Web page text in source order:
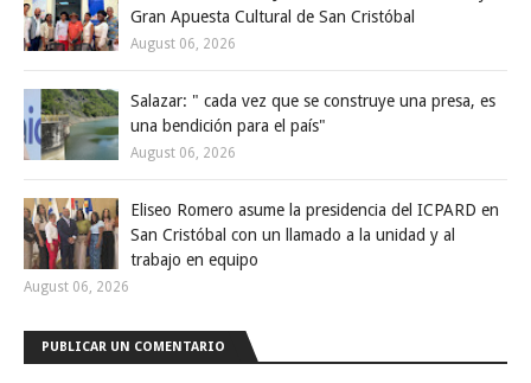
Gran Apuesta Cultural de San Cristóbal
August 06, 2026
Salazar: " cada vez que se construye una presa, es
una bendición para el país"
August 06, 2026
Eliseo Romero asume la presidencia del ICPARD en
San Cristóbal con un llamado a la unidad y al
trabajo en equipo
August 06, 2026
PUBLICAR UN COMENTARIO